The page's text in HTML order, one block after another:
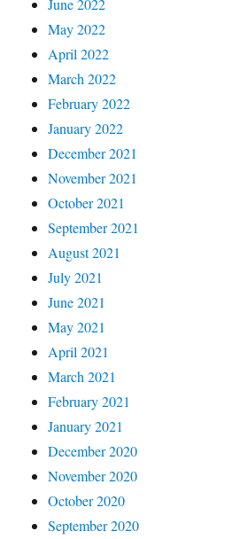
May 2022
April 2022
March 2022
February 2022
January 2022
December 2021
November 2021
October 2021
September 2021
August 2021
July 2021
June 2021
May 2021
April 2021
March 2021
February 2021
January 2021
December 2020
November 2020
October 2020
September 2020